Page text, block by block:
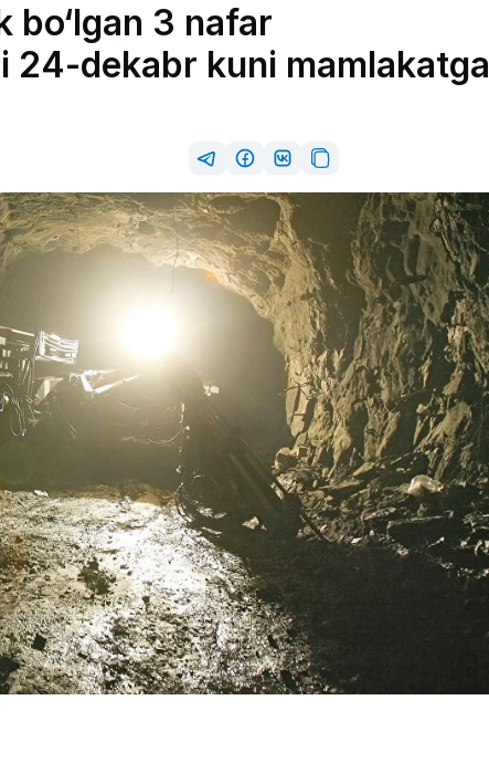
bo‘lgan 3 nafar
24-dekabr kuni mamlakatga